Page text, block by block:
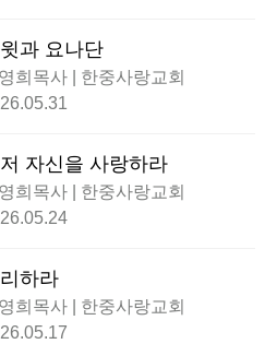
과 요나단
희목사 | 한중사랑교회
자신을 사랑하라
희목사 | 한중사랑교회
하라
희목사 | 한중사랑교회